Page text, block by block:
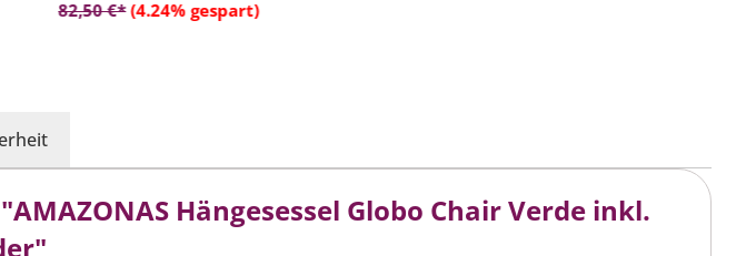
Gartengestaltung perfekt
82,50 €* (4.24% gespart)
In den Warenkorb
Hängesessel Globo Chair Verde inkl.